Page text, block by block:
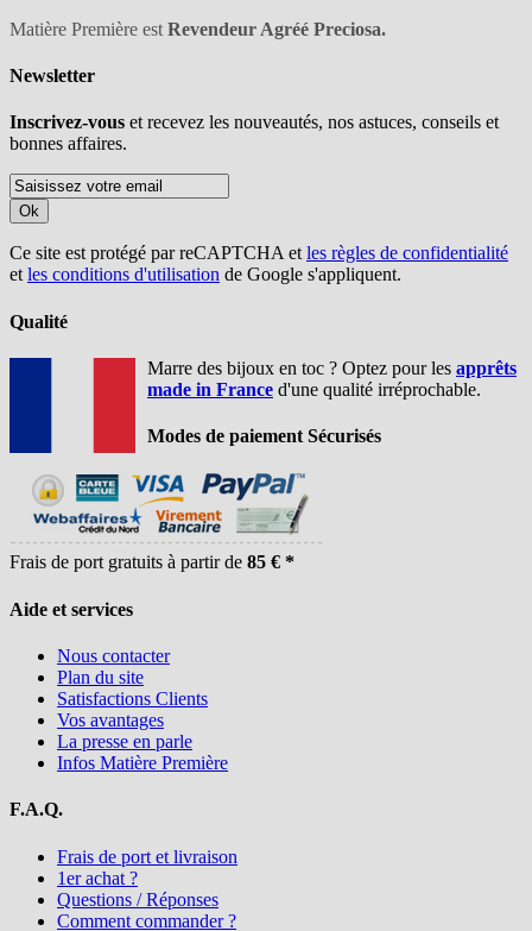
Matière Première est Revendeur Agréé Preciosa.
Newsletter
Inscrivez-vous et recevez les nouveautés, nos astuces, conseils et
bonnes affaires.
Ok
Ce site est protégé par reCAPTCHA etles règles de confidentialité
etles conditions d'utilisation de Google s'appliquent.
Qualité
Marre des bijoux en toc ? Optez pour les apprêts
made in France d'une qualité irréprochable.
Modes de paiement Sécurisés
Frais de port gratuits à partir de 85 € *
Aide et services
Nous contacter
Plan du site
Satisfactions Clients
Vos avantages
La presse en parle
Infos Matière Première
F.A.Q.
Frais de port et livraison
1er achat ?
Questions / Réponses
Comment commander ?